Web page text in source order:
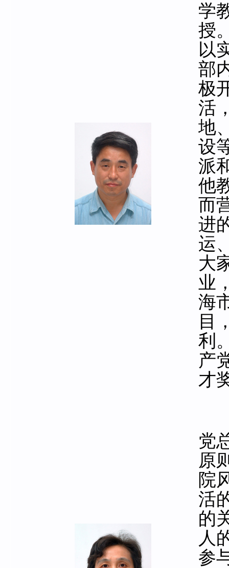
学
授
以
部
极
活
地
设
派
他
而
进
运
大
业
海
目
利
产
才
党
原
院
活
的
人
参